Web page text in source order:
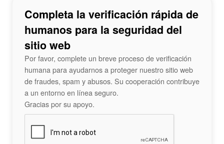
Completa la verificación rápida de
humanos para la seguridad del
sitio web
Por favor, complete un breve proceso de verificación
humana para ayudarnos a proteger nuestro sitio web
de fraudes, spam y abusos. Su cooperación contribuye
a un entorno en línea seguro.
Gracias por su apoyo.